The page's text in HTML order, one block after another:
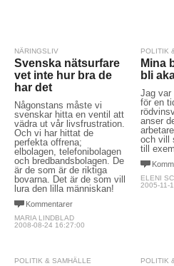
NÄRINGSLIV
Svenska nätsurfare
vet inte hur bra de
har det
Någonstans måste vi
svenskar hitta en ventil att
vädra ut vår livsfrustration.
Och vi har hittat de
perfekta offrena;
elbolagen, telefonibolagen
och bredbandsbolagen. De
är de som är de riktiga
bovarna. Det är de som vill
lura den lilla människan!
Kommentarer
MARIA LINDBLAD
2008-08-24 16:27:00
POLITIK
Mina
bli
Jag var
för en
anser
och vill
till
ELENI
2005-11-
POLITIK & SAMHÄLLE POLITIK